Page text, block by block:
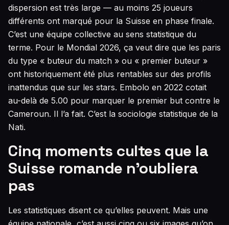
dispersion est très large — au moins 25 joueurs
différents ont marqué pour la Suisse en phase finale.
C’est une équipe collective au sens statistique du
terme. Pour le Mondial 2026, ça veut dire que les paris
du type « buteur du match » ou « premier buteur »
ont historiquement été plus rentables sur des profils
inattendus que sur les stars. Embolo en 2022 cotait
au-delà de 5.00 pour marquer le premier but contre le
Cameroun. Il l’a fait. C’est la sociologie statistique de la
Nati.
Cinq moments cultes que la
Suisse romande n’oubliera
pas
Les statistiques disent ce qu’elles peuvent. Mais une